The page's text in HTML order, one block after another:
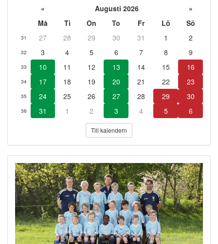
« Augusti 2026
»
Må
Ti On To Fr Lö Sö
31 27 28 29 30 31 1 2
32 3 4 5 6 7 8 9
33 10 11 12 13 14 15 16
34 17 18 19 20 21 22 23
35 24 25 26 27 28 29 30
36 31 1 2 3 4 5 6
Till kalendern